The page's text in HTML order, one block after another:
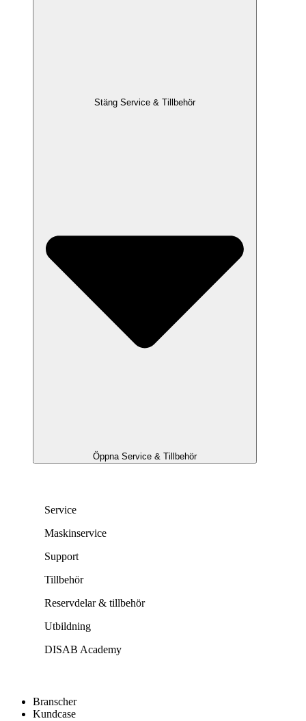
Stäng Service & Tillbehör
Öppna Service & Tillbehör
Service
Maskinservice
Support
Tillbehör
Reservdelar & tillbehör
Utbildning
DISAB Academy
Branscher
Kundcase